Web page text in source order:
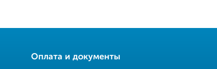
Оплата и документы